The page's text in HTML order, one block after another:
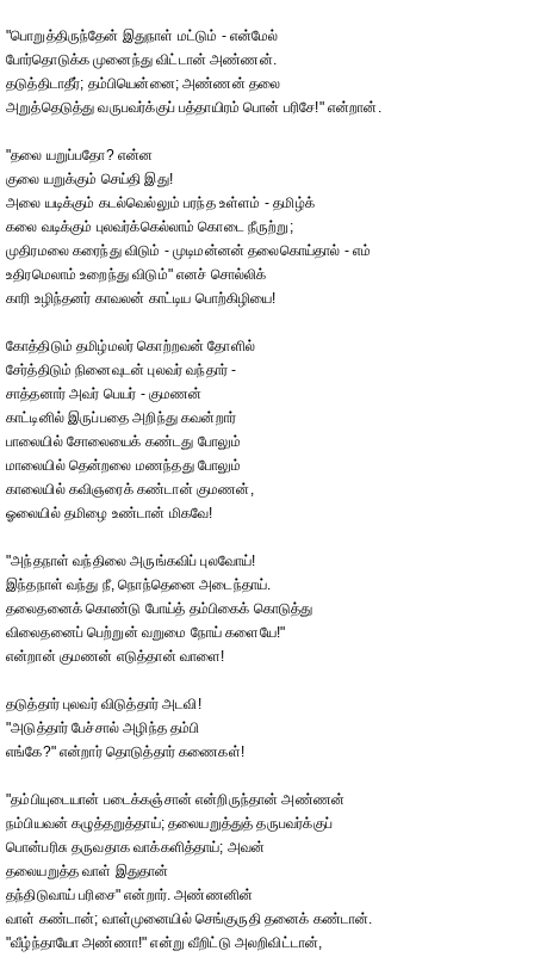
"பொறுத்திருந்தேன் இதுநாள் மட்டும் - என்மேல்
போர்தொடுக்க முனைந்து விட்டான் அண்ணன்.
தடுத்திடாதீர்; தம்பியென்னை; அண்ணன் தலை
அறுத்தெடுத்து வருபவர்க்குப் பத்தாயிரம் பொன் பரிசே!" என்றான்.
"தலை யறுப்பதோ? என்ன
குலை யறுக்கும் செய்தி இது!
அலை யடிக்கும் கடல்வெல்லும் பரந்த உள்ளம் - தமிழ்க்
கலை வடிக்கும் புலவர்க்கெல்லாம் கொடை நீருற்று;
முதிரமலை கரைந்து விடும் - முடிமன்னன் தலைகொய்தால் - எம்
உதிரமெலாம் உறைந்து விடும்" எனச் சொல்லிக்
காரி உழிந்தனர் காவலன் காட்டிய பொற்கிழியை!
கோத்திடும் தமிழ்மலர் கொற்றவன் தோளில்
சேர்த்திடும் நினைவுடன் புலவர் வந்தார் -
சாத்தனார் அவர் பெயர் - குமணன்
காட்டினில் இருப்பதை அறிந்து கவன்றார்
பாலையில் சோலையைக் கண்டது போலும்
மாலையில் தென்றலை மணந்தது போலும்
காலையில் கவிஞரைக் கண்டான் குமணன்,
ஓலையில் தமிழை உண்டான் மிகவே!
"அந்தநாள் வந்திலை அருங்கவிப் புலவோய்!
இந்தநாள் வந்து நீ, நொந்தெனை அடைந்தாய்.
தலைதனைக் கொண்டு போய்த் தம்பிகைக் கொடுத்து
விலைதனைப் பெற்றுன் வறுமை நோய் களையே!"
என்றான் குமணன் எடுத்தான் வாளை!
தடுத்தார் புலவர் விடுத்தார் அடவி!
"அடுத்தார் பேச்சால் அழிந்த தம்பி
எங்கே?" என்றார் தொடுத்தார் கணைகள்!
"தம்பியுடையான் படைக்கஞ்சான் என்றிருந்தான் அண்ணன்
நம்பியவன் கழுத்தறுத்தாய்; தலையறுத்துத் தருபவர்க்குப்
பொன்பரிசு தருவதாக வாக்களித்தாய்; அவன்
தலையறுத்த வாள் இதுதான்
தந்திடுவாய் பரிசை" என்றார். அண்ணனின்
வாள் கண்டான்; வாள்முனையில் செங்குருதி தனைக் கண்டான்.
"வீழ்ந்தாயோ அண்ணா!" என்று வீறிட்டு அலறிவிட்டான்,